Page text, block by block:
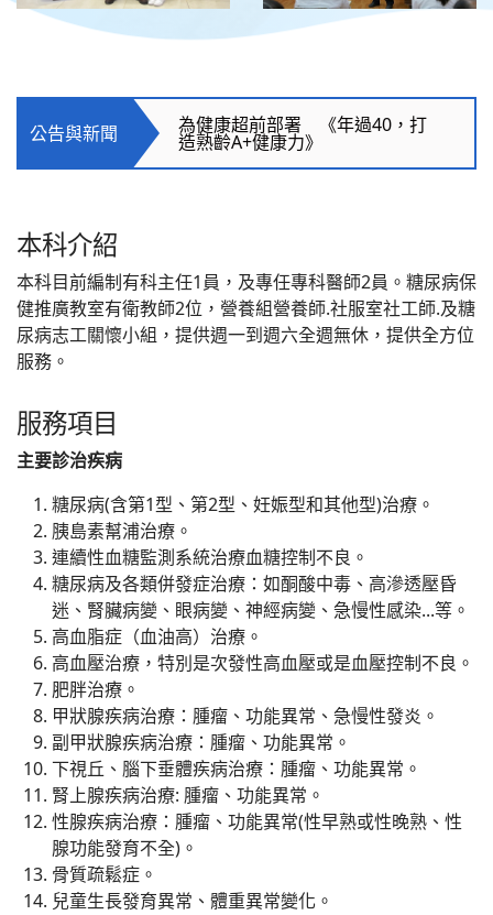
公告與新聞 為健康超前部署 《年過40，打
造熟齡A+健康力》
本科介紹
本科目前編制有科主任1員，及專任專科醫師2員。糖尿病保
健推廣教室有衛教師2位，營養組營養師.社服室社工師.及糖
尿病志工關懷小組，提供週一到週六全週無休，提供全方位
服務。
服務項目
主要診治疾病
糖尿病(含第1型、第2型、妊娠型和其他型)治療。
胰島素幫浦治療。
連續性血糖監測系統治療血糖控制不良。
糖尿病及各類併發症治療：如酮酸中毒、高滲透壓昏
迷、腎臟病變、眼病變、神經病變、急慢性感染...等。
高血脂症（血油高）治療。
高血壓治療，特別是次發性高血壓或是血壓控制不良。
肥胖治療。
甲狀腺疾病治療：腫瘤、功能異常、急慢性發炎。
副甲狀腺疾病治療：腫瘤、功能異常。
下視丘、腦下垂體疾病治療：腫瘤、功能異常。
腎上腺疾病治療: 腫瘤、功能異常。
性腺疾病治療：腫瘤、功能異常(性早熟或性晚熟、性
腺功能發育不全)。
骨質疏鬆症。
兒童生長發育異常、體重異常變化。